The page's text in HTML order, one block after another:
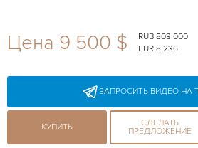
27-44
Цена 9 500 $
RUB 803 000
EUR 8 236
ЗАПРОСИТЬ ВИДЕО НА
КУПИТЬ
СДЕЛАТЬ
ПРЕДЛОЖЕНИЕ